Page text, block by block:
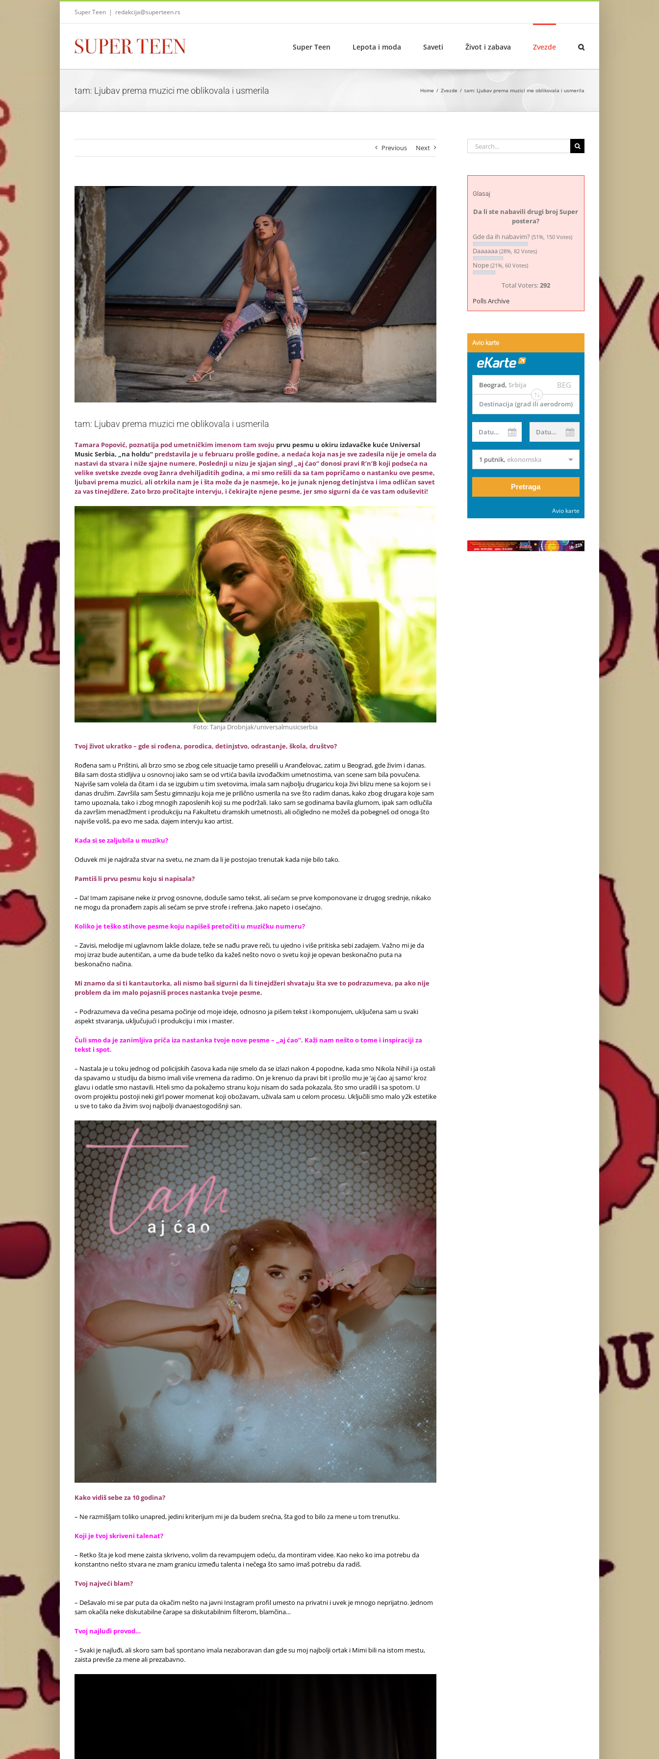
Super Teen | redakcija@superteen.rs
Super Teen Lepota i moda Saveti Život i zabava Zvezde
tam: Ljubav prema muzici me oblikovala i usmerila Home Zvezde tam: Ljubav prema muzici me oblikovala i usmerila
Previous Next
View
Larger
Image
tam: Ljubav prema muzici me oblikovala i usmerila
Tamara Popović, poznatija pod umetničkim imenom tam svoju prvu pesmu u okiru izdavačke kuće Universal
Music Serbia, „na holdu“ predstavila je u februaru prošle godine, a nedaća koja nas je sve zadesila nije je omela da
nastavi da stvara i niže sjajne numere. Poslednji u nizu je sjajan singl „aj ćao“donosi pravi R’n’B koji podseća na
velike svetske zvezde ovog žanra dvehiljaditih godina, a mi smo rešili da sa tam popričamo o nastanku ove pesme,
ljubavi prema muzici, ali otrkila nam je i šta može da je nasmeje, ko je junak njenog detinjstva i ima odličan savet
za vas tinejdžere. Zato brzo pročitajte intervju, i čekirajte njene pesme, jer smo sigurni da će vas tam oduševiti!
Foto: Tanja Drobnjak/universalmusicserbia
Tvoj život ukratko – gde si rođena, porodica, detinjstvo, odrastanje, škola, društvo?
Rođena sam u Prištini, ali brzo smo se zbog cele situacije tamo preselili u Aranđelovac, zatim u Beograd, gde živim i danas.
Bila sam dosta stidljiva u osnovnoj iako sam se od vrtića bavila izvođačkim umetnostima, van scene sam bila povučena.
Najviše sam volela da čitam i da se izgubim u tim svetovima, imala sam najbolju drugaricu koja živi blizu mene sa kojom se i
danas družim. Završila sam Šestu gimnaziju koja me je prilično usmerila na sve što radim danas, kako zbog drugara koje sam
tamo upoznala, tako i zbog mnogih zaposlenih koji su me podržali. Iako sam se godinama bavila glumom, ipak sam odlučila
da završim menadžment i produkciju na Fakultetu dramskih umetnosti, ali očigledno ne možeš da pobegneš od onoga što
najviše voliš, pa evo me sada, dajem intervju kao artist.
Kada si se zaljubila u muziku?
Oduvek mi je najdraža stvar na svetu, ne znam da li je postojao trenutak kada nije bilo tako.
Pamtiš li prvu pesmu koju si napisala?
– Da! Imam zapisane neke iz prvog osnovne, doduše samo tekst, ali sećam se prve komponovane iz drugog srednje, nikako
ne mogu da pronađem zapis ali sećam se prve strofe i refrena. Jako napeto i osećajno.
Koliko je teško stihove pesme koju napišeš pretočiti u muzičku numeru?
– Zavisi, melodije mi uglavnom lakše dolaze, teže se nađu prave reči, tu ujedno i više pritiska sebi zadajem. Važno mi je da
moj izraz bude autentičan, a ume da bude teško da kažeš nešto novo o svetu koji je opevan beskonačno puta na
beskonačno načina.
Mi znamo da si ti kantautorka, ali nismo baš sigurni da li tinejdžeri shvataju šta sve to podrazumeva, pa ako nije
problem da im malo pojasniš proces nastanka tvoje pesme.
– Podrazumeva da većina pesama počinje od moje ideje, odnosno ja pišem tekst i komponujem, uključena sam u svaki
aspekt stvaranja, uključujući i produkciju i mix i master.
Čuli smo da je zanimljiva priča iza nastanka tvoje nove pesme – „aj ćao“. Kaži nam nešto o tome i inspiraciji za
tekst i spot.
– Nastala je u toku jednog od policijskih časova kada nije smelo da se izlazi nakon 4 popodne, kada smo Nikola Nihil i ja ostali
da spavamo u studiju da bismo imali više vremena da radimo. On je krenuo da pravi bit i prošlo mu je ‘aj ćao aj samo’ kroz
glavu i odatle smo nastavili. Hteli smo da pokažemo stranu koju nisam do sada pokazala, što smo uradili i sa spotom. U
ovom projektu postoji neki girl power momenat koji obožavam, uživala sam u celom procesu. Uključili smo malo y2k estetike
u sve to tako da živim svoj najbolji dvanaestogodišnji san.
Kako vidiš sebe za 10 godina?
– Ne razmišljam toliko unapred, jedini kriterijum mi je da budem srećna, šta god to bilo za mene u tom trenutku.
Koji je tvoj skriveni talenat?
– Retko šta je kod mene zaista skriveno, volim da revampujem odeću, da montiram videe. Kao neko ko ima potrebu da
konstantno nešto stvara ne znam granicu između talenta i nečega što samo imaš potrebu da radiš.
Tvoj najveći blam?
– Dešavalo mi se par puta da okačim nešto na javni Instagram profil umesto na privatni i uvek je mnogo neprijatno. Jednom
sam okačila neke diskutabilne čarape sa diskutabilnim filterom, blamčina…
Tvoj najluđi provod…
– Svaki je najluđi, ali skoro sam baš spontano imala nezaboravan dan gde su moj najbolji ortak i Mimi bili na istom mestu,
zaista previše za mene ali prezabavno.
Search
for:
Glasaj
Da li ste nabavili drugi broj Super
postera?
Gde da ih nabavim? (51%, 150 Votes)
Daaaaaa (28%, 82 Votes)
Nope (21%, 60 Votes)
Total Voters:292
Polls Archive
Avio karte
Beograd, Srbija BEG
Destinacija (grad ili aerodrom)
Datum od Datum do
1 putnik, ekonomska
Pretraga
Avio karte